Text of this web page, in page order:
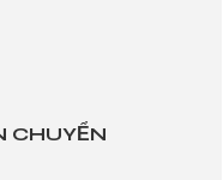
CHUYỂN